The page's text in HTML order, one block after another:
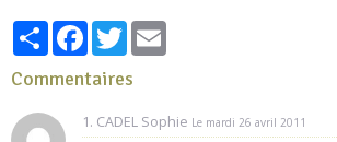
PartagerFacebook
Twitter
Commentaires
1. CADEL Sophie Le mardi 26 avril 2011